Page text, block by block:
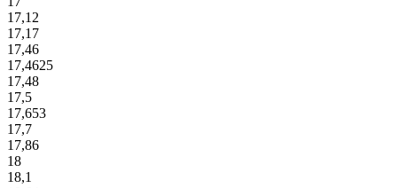
17,12
17,17
17,46
17,4625
17,48
17,5
17,653
17,7
17,86
18
18,1